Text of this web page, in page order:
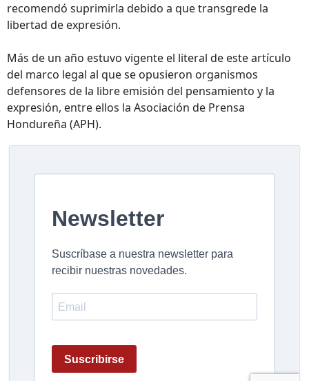
recomendó suprimirla debido a que transgrede la
libertad de expresión.
Más de un año estuvo vigente el literal de este artículo
del marco legal al que se opusieron organismos
defensores de la libre emisión del pensamiento y la
expresión, entre ellos la Asociación de Prensa
Hondureña (APH).